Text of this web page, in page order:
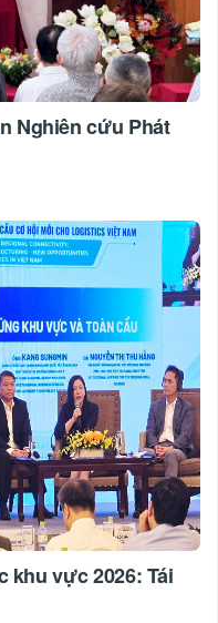
Nghiên cứu Phát
khu vực 2026: Tái